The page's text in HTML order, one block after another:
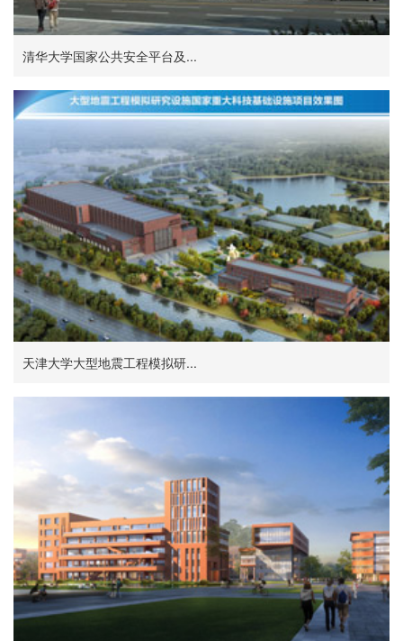
清华大学国家公共安全平台及...
天津大学大型地震工程模拟研...